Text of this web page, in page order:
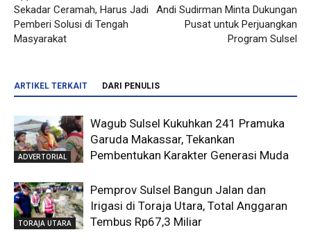
Sekadar Ceramah, Harus Jadi
Pemberi Solusi di Tengah
Masyarakat
Andi Sudirman Minta Dukungan
Pusat untuk Perjuangkan
Program Sulsel
ARTIKEL TERKAIT DARI PENULIS
ADVERTORIAL
Wagub Sulsel Kukuhkan 241 Pramuka
Garuda Makassar, Tekankan
Pembentukan Karakter Generasi Muda
TORAJA UTARA
Pemprov Sulsel Bangun Jalan dan
Irigasi di Toraja Utara, Total Anggaran
Tembus Rp67,3 Miliar